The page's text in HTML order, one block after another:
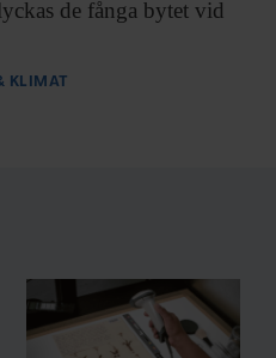
de fånga bytet vid
KLIMAT